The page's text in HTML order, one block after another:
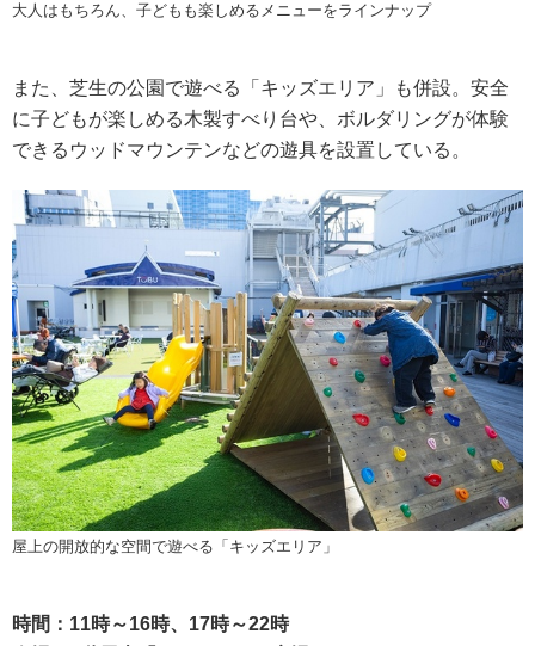
大人はもちろん、子どもも楽しめるメニューをラインナップ
また、芝生の公園で遊べる「キッズエリア」も併設。安全
に子どもが楽しめる木製すべり台や、ボルダリングが体験
できるウッドマウンテンなどの遊具を設置している。
屋上の開放的な空間で遊べる「キッズエリア」
時間：11時～16時、17時～22時